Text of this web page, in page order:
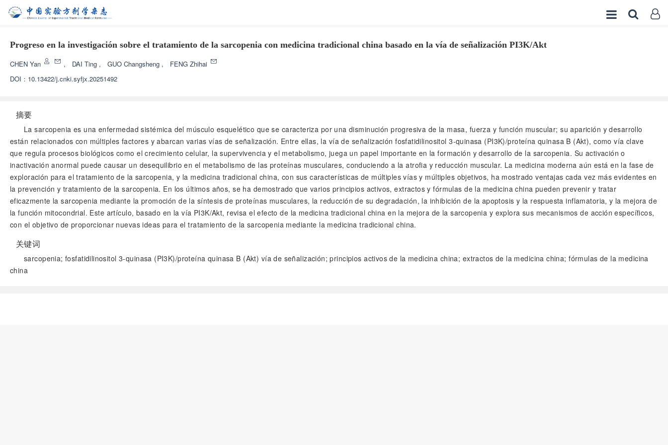
Progreso en la investigación sobre el tratamiento de la sarcopenia con medicina tradicional china basado en la vía de señalización PI3K/Akt
CHEN Yan , DAI Ting , GUO Changsheng ,
FENG Zhihai
DOI： 10.13422/j.cnki.syfjx.20251492
摘要
La sarcopenia es una enfermedad sistémica del músculo esquelético que se caracteriza por una disminución progresiva de la masa, fuerza y función muscular; su aparición y desarrollo
están relacionados con múltiples factores y abarcan varias vías de señalización. Entre ellas, la vía de señalización fosfatidilinositol 3-quinasa (PI3K)/proteína quinasa B (Akt), como vía clave
que regula procesos biológicos como el crecimiento celular, la supervivencia y el metabolismo, juega un papel importante en la formación y desarrollo de la sarcopenia. Su activación o
inactivación anormal puede causar un desequilibrio en el metabolismo de las proteínas musculares, conduciendo a la atrofia y reducción muscular. La medicina moderna aún está en la fase de
exploración para el tratamiento de la sarcopenia, y la medicina tradicional china, con sus características de múltiples vías y múltiples objetivos, ha mostrado ventajas cada vez más evidentes en
la prevención y tratamiento de la sarcopenia. En los últimos años, se ha demostrado que varios principios activos, extractos y fórmulas de la medicina china pueden prevenir y tratar
eficazmente la sarcopenia mediante la promoción de la síntesis de proteínas musculares, la reducción de su degradación, la inhibición de la apoptosis y la respuesta inflamatoria, y la mejora de
la función mitocondrial. Este artículo, basado en la vía PI3K/Akt, revisa el efecto de la medicina tradicional china en la mejora de la sarcopenia y explora sus mecanismos de acción específicos,
con el objetivo de proporcionar nuevas ideas para el tratamiento de la sarcopenia mediante la medicina tradicional china.
关键词
sarcopenia; fosfatidilinositol 3-quinasa (PI3K)/proteína quinasa B (Akt) vía de señalización; principios activos de la medicina china; extractos de la medicina china; fórmulas de la medicina
china